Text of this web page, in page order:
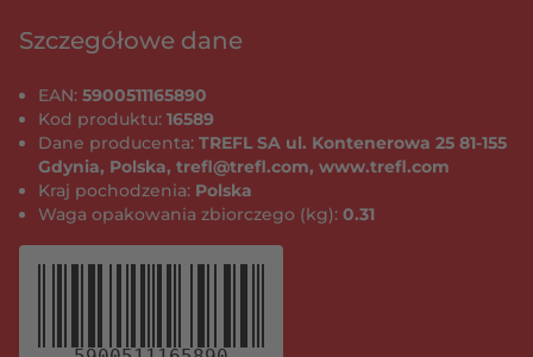
Szczegółowe dane
EAN: 5900511165890
Kod produktu: 16589
Dane producenta: TREFL SA ul. Kontenerowa 25 81-155
Gdynia, Polska, trefl@trefl.com, www.trefl.com
Kraj pochodzenia: Polska
Waga opakowania zbiorczego (kg): 0.31